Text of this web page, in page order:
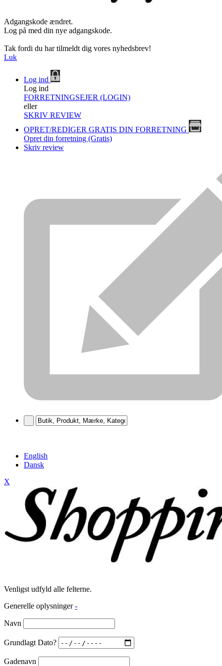
Adgangskode ændret.
Log på med din nye adgangskode.
Tak fordi du har tilmeldt dig vores nyhedsbrev!
Luk
Log ind
Log ind
FORRETNINGSEJER (LOGIN)
eller
SKRIV REVIEW
OPRET/REDIGER GRATIS DIN FORRETNING
Opret din forretning (Gratis)
Skriv review
English
Dansk
X
Venligst udfyld alle felterne.
Generelle oplysninger -
Navn
Grundlagt Dato?
Gadenavn